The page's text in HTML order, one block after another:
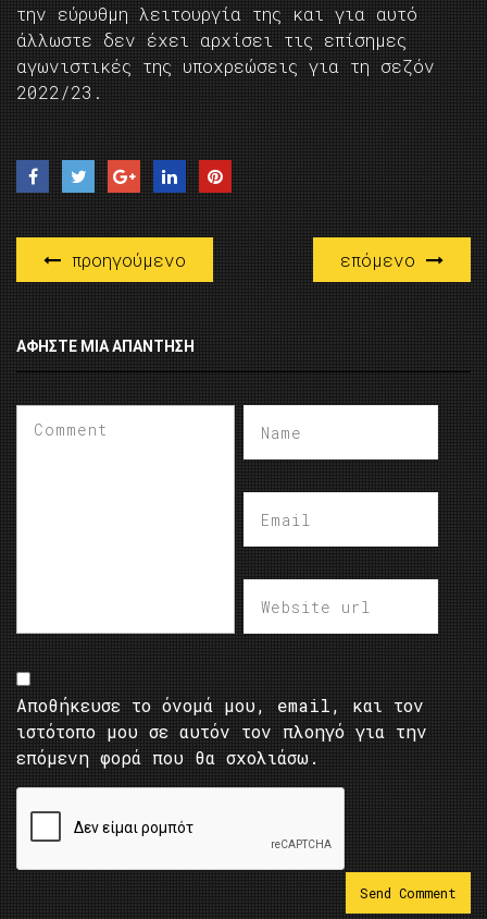
την εύρυθμη λειτουργία της και για αυτό
άλλωστε δεν έχει αρχίσει τις επίσημες
αγωνιστικές της υποχρεώσεις για τη σεζόν
2022/23.
προηγούμενο επόμενο
ΑΦΉΣΤΕ ΜΙΑ ΑΠΆΝΤΗΣΗ
Αποθήκευσε το όνομά μου, email, και τον
ιστότοπο μου σε αυτόν τον πλοηγό για την
επόμενη φορά που θα σχολιάσω.